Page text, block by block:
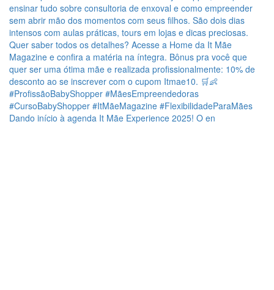
Dando início à agenda It Mãe Experience 2025! O en